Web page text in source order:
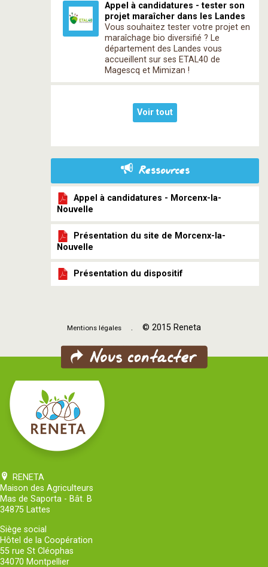
Appel à candidatures - tester son
projet maraîcher dans les Landes
Vous souhaitez tester votre projet en
maraîchage bio diversifié ? Le
département des Landes vous
accueillent sur ses ETAL40 de
Magescq et Mimizan !
Voir tout
Ressources
Appel à candidatures - Morcenx-la-
Nouvelle
Présentation du site de Morcenx-la-
Nouvelle
Présentation du dispositif
Mentions légales . © 2015 Reneta
RENETA
Maison des Agriculteurs
Mas de Saporta - Bât. B
34875 Lattes
Siège social
Hôtel de la Coopération
55 rue St Cléophas
34070 Montpellier